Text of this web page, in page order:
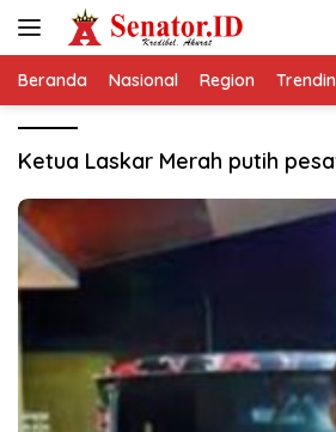
Beranda Nasional Region
Ketua Laskar Merah putih